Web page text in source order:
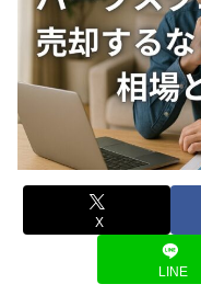
X
LINE